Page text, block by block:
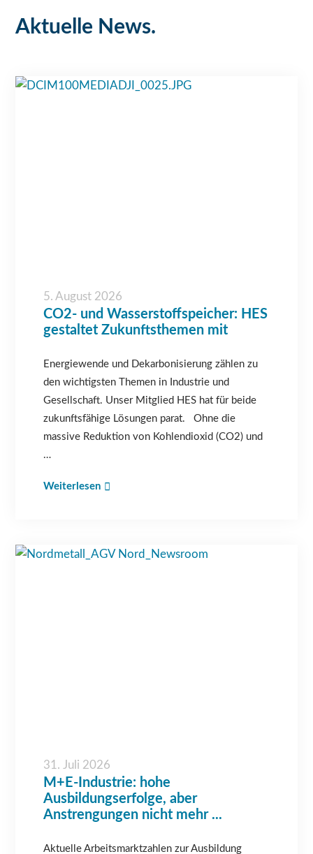
Aktuelle News.
5. August 2026
CO2- und Wasserstoffspeicher: HES
gestaltet Zukunftsthemen mit
Energiewende und Dekarbonisierung zählen zu
den wichtigsten Themen in Industrie und
Gesellschaft. Unser Mitglied HES hat für beide
zukunftsfähige Lösungen parat. Ohne die
massive Reduktion von Kohlendioxid (CO2) und
…
Weiterlesen
31. Juli 2026
M+E-Industrie: hohe
Ausbildungserfolge, aber
Anstrengungen nicht mehr ...
Aktuelle Arbeitsmarktzahlen zur Ausbildung